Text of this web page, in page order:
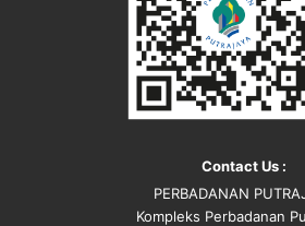
Contact Us :
PERBADANAN
Kompleks Perbadanan